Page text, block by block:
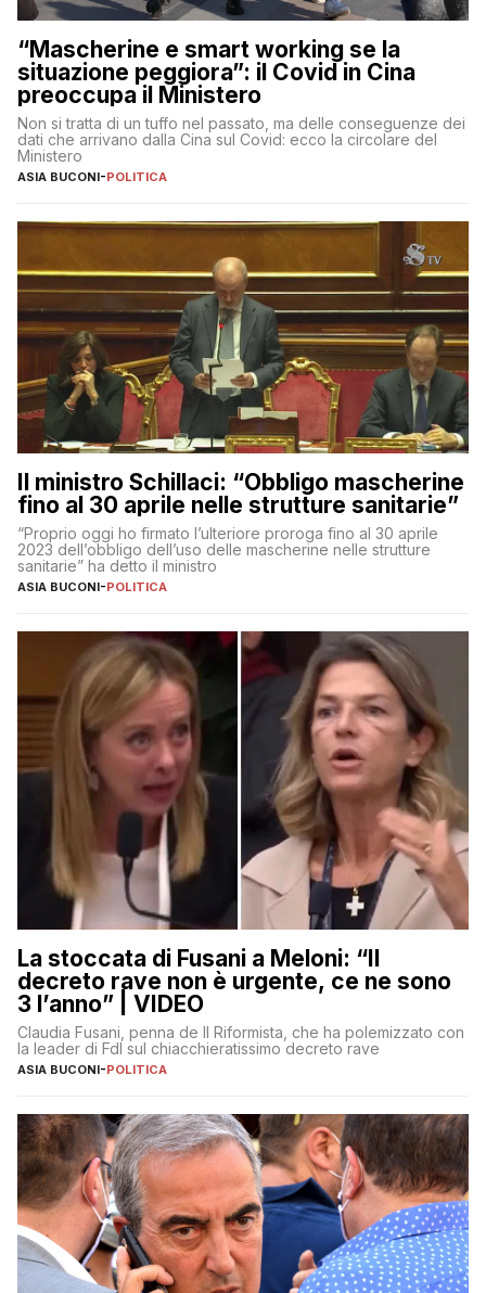
“Mascherine e smart working se la
situazione peggiora”: il Covid in Cina
preoccupa il Ministero
Non si tratta di un tuffo nel passato, ma delle conseguenze dei
dati che arrivano dalla Cina sul Covid: ecco la circolare del
Ministero
ASIA BUCONI-POLITICA
Il ministro Schillaci: “Obbligo mascherine
fino al 30 aprile nelle strutture sanitarie”
“Proprio oggi ho firmato l’ulteriore proroga fino al 30 aprile
2023 dell’obbligo dell’uso delle mascherine nelle strutture
sanitarie” ha detto il ministro
ASIA BUCONI-POLITICA
La stoccata di Fusani a Meloni: “Il
decreto rave non è urgente, ce ne sono
3 l’anno” | VIDEO
Claudia Fusani, penna de Il Riformista, che ha polemizzato con
la leader di FdI sul chiacchieratissimo decreto rave
ASIA BUCONI-POLITICA